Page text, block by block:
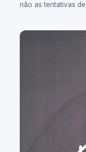
não as tentativas